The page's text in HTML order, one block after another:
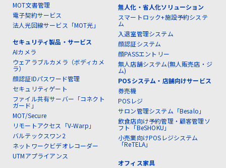
MOT文書管理
電子契約サービス
法人光回線サービス「MOT光」
セキュリティ製品・サービス
AIカメラ
ウェアラブルカメラ（ボディカメ
ラ）
顔認証IDパスワード管理
セキュリティゲート
ファイル共有サーバー「コネクト
ガード」
MOT/Secure
リモートアクセス「V-Warp」
バルテックスワン2
ネットワークビデオレコーダー
UTMアプライアンス
無人化・省人化ソリューション
スマートロック+施設予約システ
ム
入退室管理システム
顔認証システム
顔PASSエントリー
無人店舗システム(無人販売店・ジ
ム)
POSシステム・店舗向けサービス
券売機
POSレジ
サロン管理システム「Besalo」
飲食店向け予約管理・顧客管理ソ
フト「BeSHOKU」
小売業向けPOSレジシステム
「ReTELA」
オフィス家具